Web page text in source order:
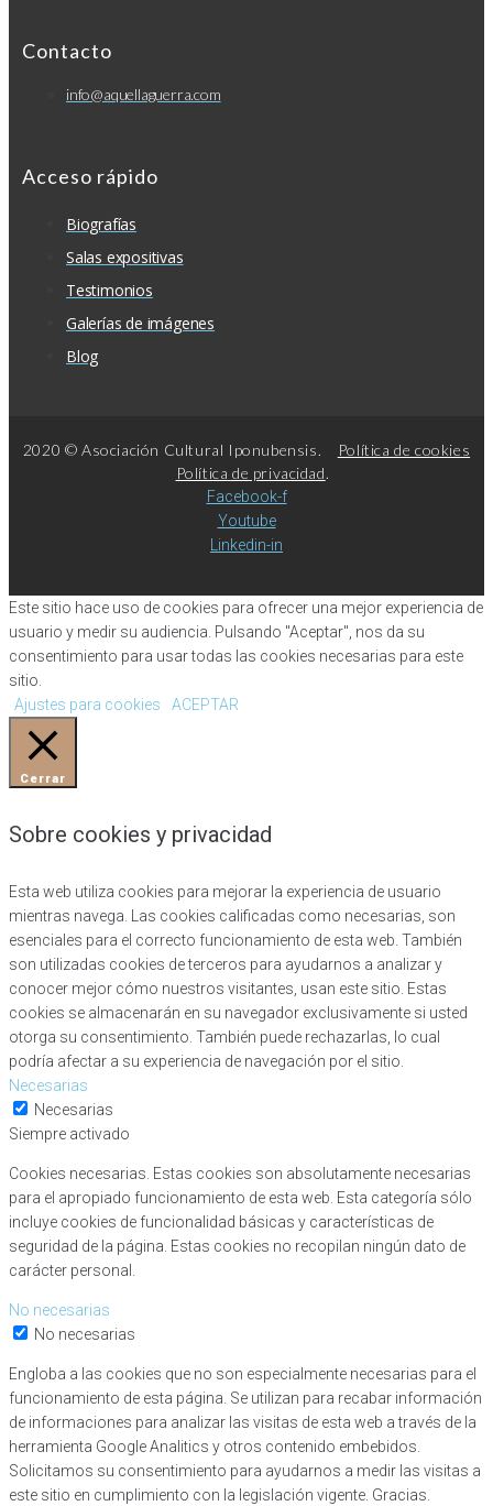
Contacto
info@aquellaguerra.com
Acceso rápido
Biografías
Salas expositivas
Testimonios
Galerías de imágenes
Blog
2020 © Asociación Cultural Iponubensis.
Política de cookies
Política de privacidad.
Facebook-f
Youtube
Linkedin-in
Este sitio hace uso de cookies para ofrecer una mejor experiencia de
usuario y medir su audiencia. Pulsando "Aceptar", nos da su
consentimiento para usar todas las cookies necesarias para este
sitio.
Ajustes para cookies
ACEPTAR
Cerrar
Sobre cookies y privacidad
Esta web utiliza cookies para mejorar la experiencia de usuario
mientras navega. Las cookies calificadas como necesarias, son
esenciales para el correcto funcionamiento de esta web. También
son utilizadas cookies de terceros para ayudarnos a analizar y
conocer mejor cómo nuestros visitantes, usan este sitio. Estas
cookies se almacenarán en su navegador exclusivamente si usted
otorga su consentimiento. También puede rechazarlas, lo cual
podría afectar a su experiencia de navegación por el sitio.
Necesarias
Necesarias
Siempre activado
Cookies necesarias. Estas cookies son absolutamente necesarias
para el apropiado funcionamiento de esta web. Esta categoría sólo
incluye cookies de funcionalidad básicas y características de
seguridad de la página. Estas cookies no recopilan ningún dato de
carácter personal.
No necesarias
No necesarias
Engloba a las cookies que no son especialmente necesarias para el
funcionamiento de esta página. Se utilizan para recabar información
de informaciones para analizar las visitas de esta web a través de la
herramienta Google Analitics y otros contenido embebidos.
Solicitamos su consentimiento para ayudarnos a medir las visitas a
este sitio en cumplimiento con la legislación vigente. Gracias.